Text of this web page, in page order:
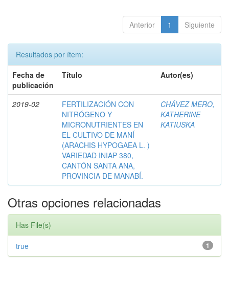
Anterior 1 Siguiente
Resultados por ítem:
Fecha de
publicación
Título Autor(es)
2019-02
FERTILIZACIÓN CON
NITRÓGENO Y
MICRONUTRIENTES EN
EL CULTIVO DE MANÍ
(ARACHIS HYPOGAEA L. )
VARIEDAD INIAP 380,
CANTÓN SANTA ANA,
PROVINCIA DE MANABÍ.
CHÁVEZ MERO,
KATHERINE
KATIUSKA
Otras opciones relacionadas
Has File(s)
1
true